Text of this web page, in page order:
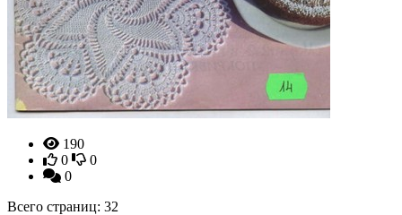
190
0
0
0
Всего страниц: 32